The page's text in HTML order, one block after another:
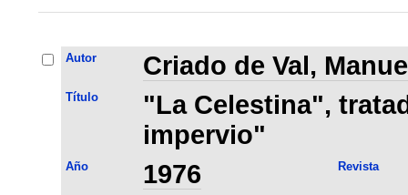
Autor Criado de Val,
Título
"La Celestina",
impervio"
Año 1976 Revista